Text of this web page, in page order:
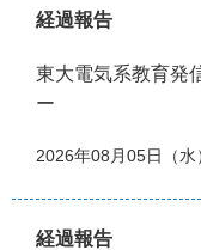
経過報告
東大電気系教育発
ー
2026年08月05日（水
経過報告